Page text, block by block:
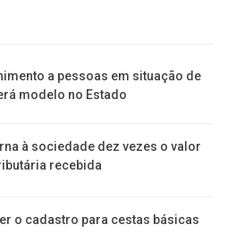
a pessoas em situação de
modelo no Estado
à sociedade dez vezes o valor
recebida
o cadastro para cestas básicas